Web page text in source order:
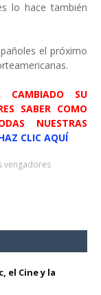
lo hace también
el próximo
CAMBIADO SU
SABER COMO
NUESTRAS
CLIC AQUÍ
vengadores
el Cine y la